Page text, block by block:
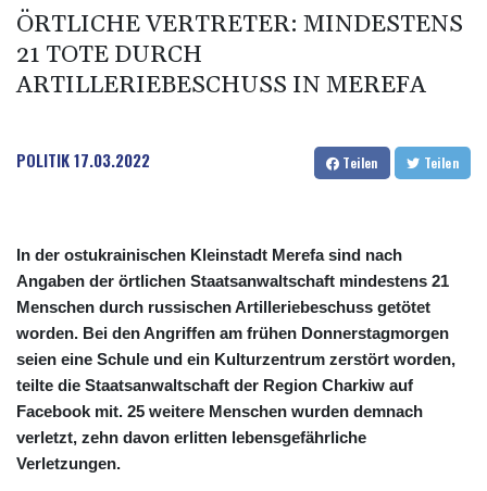
Drohnen über Bundeswehrstandort in Nordrhein-Westfalen
gesichtet
Ungarns Regierungspartei nominiert Ex-Gerichtspräsidenten
Schwimm-EM: Halbisch winkt und springt zu Bronze
ÖRTLICHE VERTRETER: MINDESTENS
21 TOTE DURCH
ARTILLERIEBESCHUSS IN MEREFA
POLITIK17.03.2022 Teilen Teilen
In der ostukrainischen Kleinstadt Merefa sind nach
Angaben der örtlichen Staatsanwaltschaft mindestens 21
Menschen durch russischen Artilleriebeschuss getötet
worden. Bei den Angriffen am frühen Donnerstagmorgen
seien eine Schule und ein Kulturzentrum zerstört worden,
teilte die Staatsanwaltschaft der Region Charkiw auf
Facebook mit. 25 weitere Menschen wurden demnach
verletzt, zehn davon erlitten lebensgefährliche
Verletzungen.